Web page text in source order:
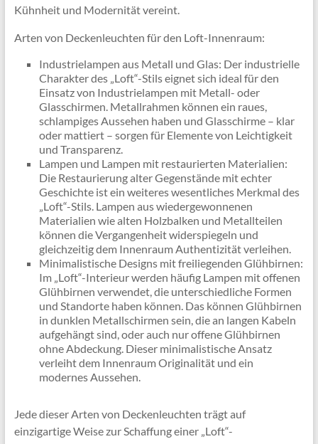
Kühnheit und Modernität vereint.
Arten von Deckenleuchten für den Loft-Innenraum:
Industrielampen aus Metall und Glas: Der industrielle
Charakter des „Loft“-Stils eignet sich ideal für den
Einsatz von Industrielampen mit Metall- oder
Glasschirmen. Metallrahmen können ein raues,
schlampiges Aussehen haben und Glasschirme – klar
oder mattiert – sorgen für Elemente von Leichtigkeit
und Transparenz.
Lampen und Lampen mit restaurierten Materialien:
Die Restaurierung alter Gegenstände mit echter
Geschichte ist ein weiteres wesentliches Merkmal des
„Loft“-Stils. Lampen aus wiedergewonnenen
Materialien wie alten Holzbalken und Metallteilen
können die Vergangenheit widerspiegeln und
gleichzeitig dem Innenraum Authentizität verleihen.
Minimalistische Designs mit freiliegenden Glühbirnen:
Im „Loft“-Interieur werden häufig Lampen mit offenen
Glühbirnen verwendet, die unterschiedliche Formen
und Standorte haben können. Das können Glühbirnen
in dunklen Metallschirmen sein, die an langen Kabeln
aufgehängt sind, oder auch nur offene Glühbirnen
ohne Abdeckung. Dieser minimalistische Ansatz
verleiht dem Innenraum Originalität und ein
modernes Aussehen.
Jede dieser Arten von Deckenleuchten trägt auf
einzigartige Weise zur Schaffung einer „Loft“-